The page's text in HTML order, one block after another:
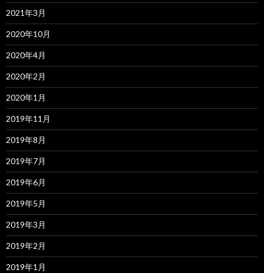
2021年3月
2020年10月
2020年4月
2020年2月
2020年1月
2019年11月
2019年8月
2019年7月
2019年6月
2019年5月
2019年3月
2019年2月
2019年1月